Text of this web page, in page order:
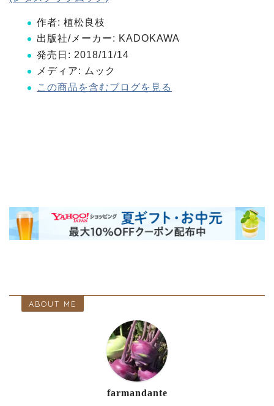
作者: 植松良枝
出版社/メーカー: KADOKAWA
発売日: 2018/11/14
メディア: ムック
この商品を含むブログを見る
ABOUT ME
farmandante